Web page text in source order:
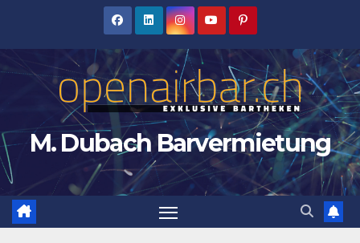
M. Dubach Barvermietung